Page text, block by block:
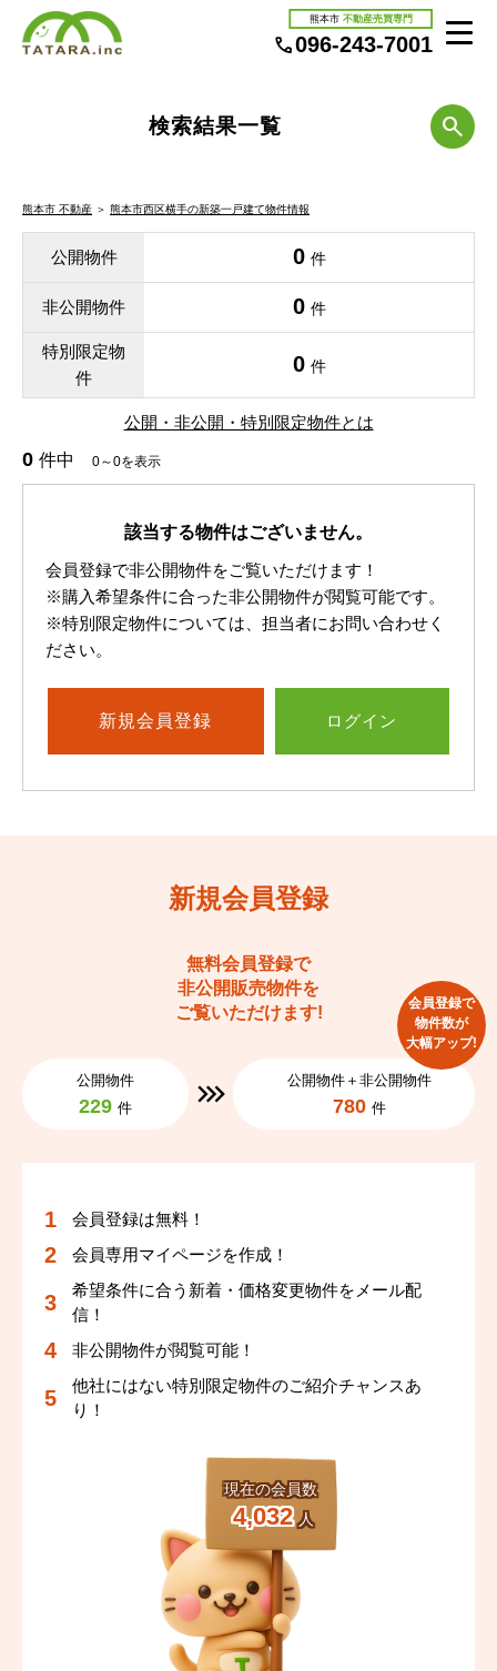
熊本市 不動産売買専門
096-243-7001
検索結果一覧
熊本市 不動産 ＞ 熊本市西区横手の新築一戸建て物件情報
公開物件 0 件
非公開物件 0 件
特別限定物
件
0 件
公開・非公開・特別限定物件とは
0 件中 0～0を表示
該当する物件はございません。
会員登録で非公開物件をご覧いただけます！
※購入希望条件に合った非公開物件が閲覧可能です。
※特別限定物件については、担当者にお問い合わせく
ださい。
新規会員登録 ログイン
新規会員登録
無料会員登録で
非公開販売物件を
ご覧いただけます!
公開物件
229 件
公開物件＋非公開物件
780 件
会員登録で
物件数が
大幅アップ!
現在の会員数
4,032 人
会員登録は無料！
会員専用マイページを作成！
希望条件に合う新着・価格変更物件をメール配
信！
非公開物件が閲覧可能！
他社にはない特別限定物件のご紹介チャンスあ
り！